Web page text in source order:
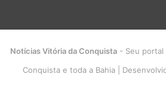
Notícias Vitória da Conquista - Seu
Conquista e toda a Bahia |